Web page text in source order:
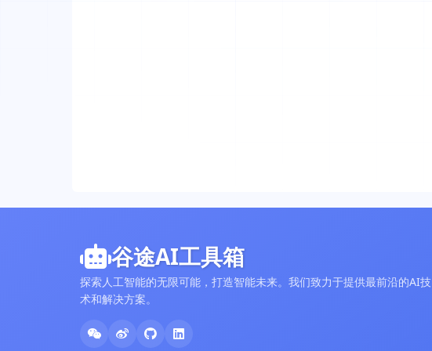
谷途AI工具箱
探索人工智能的无限可能，打造智能未来。我们致力于提供最前沿的AI技
术和解决方案。